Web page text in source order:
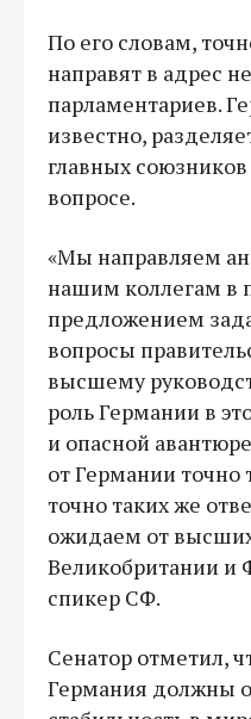
По его словам,
направят в адрес
парламентариев.
известно,
главных
вопросе.
«Мы направляем
нашим коллегам в
предложением
вопросы
высшему
роль Германии в
и опасной
от Германии точно
точно таких же
ожидаем от
Великобритании и
спикер СФ.
Сенатор отметил,
Германия должны